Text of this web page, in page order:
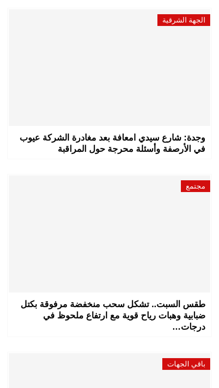
الجهة الشرقية
وجدة: شارع سيدي امعافة بعد مغادرة الشركة عيوب
في الأرصفة وأسئلة محرجة حول المراقبة
مجتمع
طقس السبت.. تشكل سحب منخفضة مرفوقة بكتل
ضبابية وهبات رياح قوية مع ارتفاع ملحوظ في
درجات…
باقي الجهات